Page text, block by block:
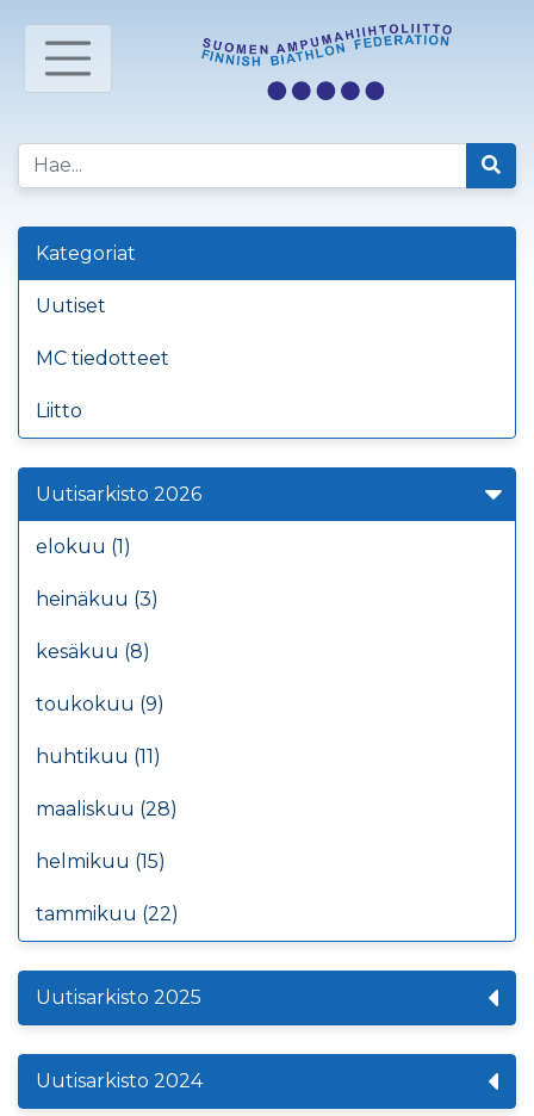
Kategoriat
Uutiset
MC tiedotteet
Liitto
Uutisarkisto 2026
elokuu (1)
heinäkuu (3)
kesäkuu (8)
toukokuu (9)
huhtikuu (11)
maaliskuu (28)
helmikuu (15)
tammikuu (22)
Uutisarkisto 2025
Uutisarkisto 2024